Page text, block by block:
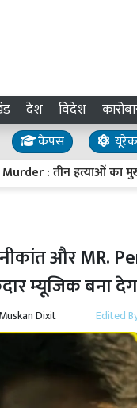
देश विदेश
कैंपस
तीन हत्याओं का मुख्य
और MR.
म्यूजिक बना
Muskan Dixit Edited